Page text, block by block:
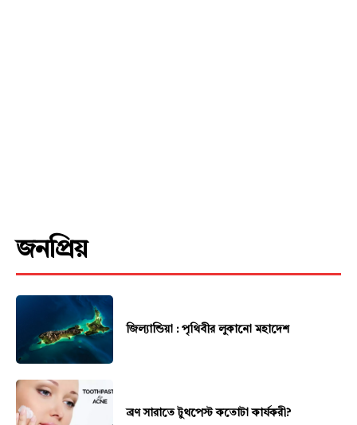
জনপ্রিয়
জিল্যান্ডিয়া : পৃথিবীর লুকানো মহাদেশ
ব্রণ সারাতে টুথপেস্ট কতোটা কার্যকরী?